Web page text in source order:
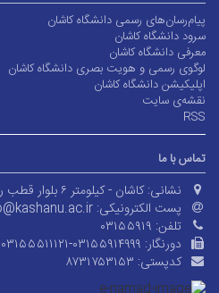
پیام‌رسان‌های رسمی دانشگاه کاشان
سرود دانشگاه کاشان
معرفی دانشگاه کاشان
لوگوی رسمی و هویت بصری دانشگاه کاشان
اپلیکیشن دانشگاه کاشان
نقشه‌ی سایت
RSS
تماس با ما
نشانی: کاشان - کیلومتر ۶ بلوار قطب راوندی
پست الکترونیکی:
تلفن: ۰۳۱۵۵۹۱۹
دورنگار: ۰۳۱۵۵۵۱۱۱۲۱-۰۳۱۵۵۹۱۴۹۹۹
کدپستی: ۸۷۳۱۷۵۳۱۵۳